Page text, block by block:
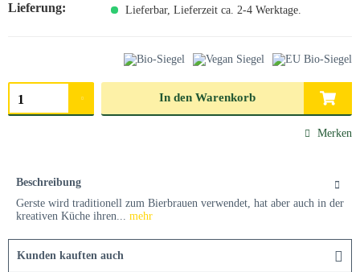
Lieferung: Lieferbar, Lieferzeit ca. 2-4 Werktage.
Menge auswählen
In den Warenkorb
Merken
Beschreibung
Gerste wird traditionell zum Bierbrauen verwendet, hat aber auch in der
kreativen Küche ihren... mehr
Kunden kauften auch